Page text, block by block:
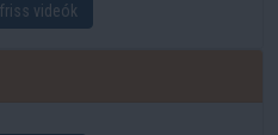
videók